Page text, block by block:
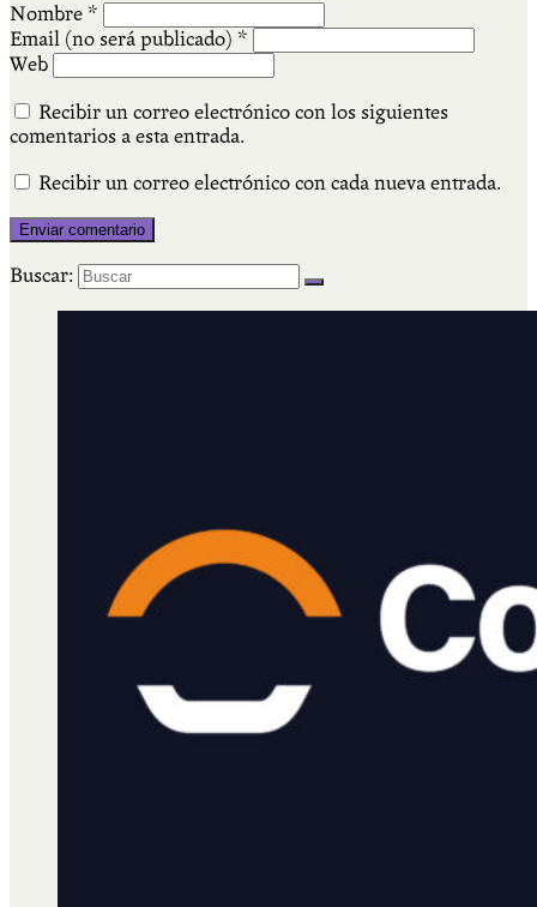
Nombre *
Email (no será publicado) *
Web
Recibir un correo electrónico con los siguientes
comentarios a esta entrada.
Recibir un correo electrónico con cada nueva entrada.
Buscar: